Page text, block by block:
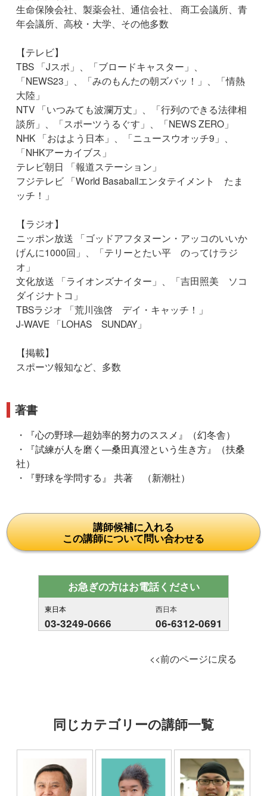
生命保険会社、製薬会社、通信会社、 商工会議所、青
年会議所、高校・大学、その他多数
【テレビ】
TBS 「Jスポ」、「ブロードキャスター」、
「NEWS23」、「みのもんたの朝ズバッ！」、「情熱
大陸」
NTV 「いつみても波瀾万丈」、「行列のできる法律相
談所」、「スポーツうるぐす」、「NEWS ZERO」
NHK 「おはよう日本」、「ニュースウオッチ9」、
「NHKアーカイブス」
テレビ朝日 「報道ステーション」
フジテレビ 「World Basaballエンタテイメント たま
ッチ！」
【ラジオ】
ニッポン放送 「ゴッドアフタヌーン・アッコのいいか
げんに1000回」、「テリーとたい平 のってけラジ
オ」
文化放送 「ライオンズナイター」、「吉田照美 ソコ
ダイジナトコ」
TBSラジオ 「荒川強啓 デイ・キャッチ！」
J-WAVE 「LOHAS SUNDAY」
【掲載】
スポーツ報知など、多数
著書
・
『心の野球―超効率的努力のススメ』（幻冬舎）
・
『試練が人を磨く―桑田真澄という生き方』（扶桑
社）
・
『野球を学問する』 共著 （新潮社）
講師候補に入れる
この講師について問い合わせる
お急ぎの方はお電話ください
東日本
03-3249-0666
西日本
06-6312-0691
<<前のページに戻る
同じカテゴリーの講師一覧